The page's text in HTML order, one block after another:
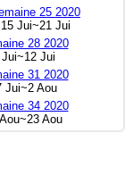
25 2020
15 Jui~21 Jui
28 2020
Jui
31 2020
Jui~2 Aou
34 2020
Aou